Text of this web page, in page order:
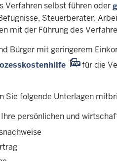
Verfahren selbst führen oder
Steuerberater,
mit der Führung des
Bürger mit geringerem
für die
Sie folgende Unterlagen
persönlichen und